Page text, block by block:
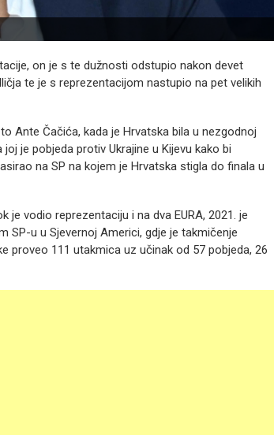
on je s te dužnosti odstupio nakon devet
te je s reprezentacijom nastupio na pet velikih
Ante Čačića, kada je Hrvatska bila u nezgodnoj
je pobjeda protiv Ukrajine u Kijevu kako bi
na SP na kojem je Hrvatska stigla do finala u
je vodio reprezentaciju i na dva EURA, 2021. je
SP-u u Sjevernoj Americi, gdje je takmičenje
proveo 111 utakmica uz učinak od 57 pobjeda, 26